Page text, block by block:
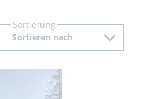
Sortierung
Sortieren nach